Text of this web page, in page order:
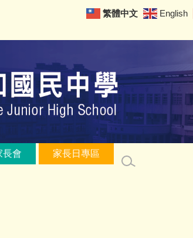
繁體中文 English
長會 家長日專區